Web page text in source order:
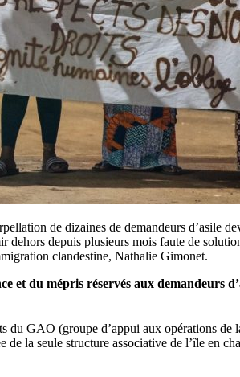
de dizaines de demandeurs d’asile
depuis plusieurs mois faute de
clandestine, Nathalie Gimonet.
et du mépris réservés aux demandeurs
du GAO (groupe d’appui aux opérations de
la seule structure associative de l’île en